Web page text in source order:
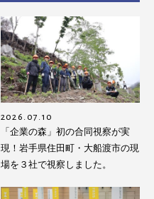
2026.07.10
「企業の森」初の合同視察が実
現！岩手県住田町・大船渡市の現
場を３社で視察しました。